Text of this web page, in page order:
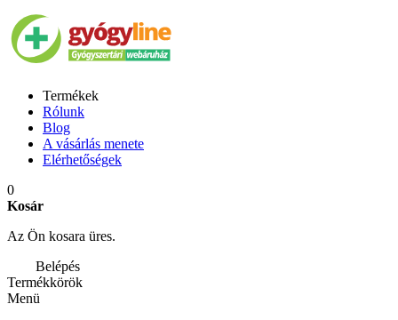
Termékek
Rólunk
Blog
A vásárlás menete
Elérhetőségek
0
Kosár
Az Ön kosara üres.
Belépés
Termékkörök
Menü